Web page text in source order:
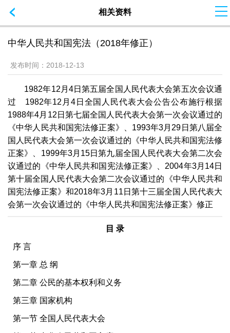
相关资料
中华人民共和国宪法（2018年修正）
发布时间： 2018-12-13
1982年12月4日第五届全国人民代表大会第五次会议通
过 1982年12月4日全国人民代表大会公告公布施行根据
1988年4月12日第七届全国人民代表大会第一次会议通过的
《中华人民共和国宪法修正案》、1993年3月29日第八届全
国人民代表大会第一次会议通过的《中华人民共和国宪法修
正案》、1999年3月15日第九届全国人民代表大会第二次会
议通过的《中华人民共和国宪法修正案》、2004年3月14日
第十届全国人民代表大会第二次会议通过的《中华人民共和
国宪法修正案》和2018年3月11日第十三届全国人民代表大
会第一次会议通过的《中华人民共和国宪法修正案》修正
目 录
序 言
第一章 总 纲
第二章 公民的基本权利和义务
第三章 国家机构
第一节 全国人民代表大会